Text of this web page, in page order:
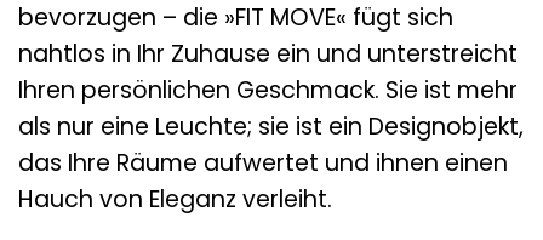
bevorzugen – die »FIT MOVE« fügt sich
nahtlos in Ihr Zuhause ein und unterstreicht
Ihren persönlichen Geschmack. Sie ist mehr
als nur eine Leuchte; sie ist ein Designobjekt,
das Ihre Räume aufwertet und ihnen einen
Hauch von Eleganz verleiht.